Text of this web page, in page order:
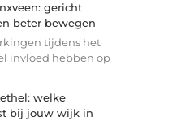
gericht
beter bewegen
tijdens het
invloed hebben op
welke
bij jouw wijk in